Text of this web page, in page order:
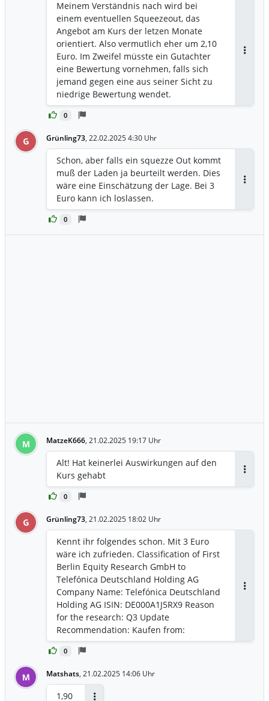
0
Meinem Verständnis nach wird bei
einem eventuellen Squeezeout, das
Angebot am Kurs der letzen Monate
orientiert. Also vermutlich eher um 2,10
Euro. Im Zweifel müsste ein Gutachter
eine Bewertung vornehmen, falls sich
jemand gegen eine aus seiner Sicht zu
niedrige Bewertung wendet.
G Grünling73, 22.02.2025 4:30 Uhr
0
Schon, aber falls ein squezze Out kommt
muß der Laden ja beurteilt werden. Dies
wäre eine Einschätzung der Lage. Bei 3
Euro kann ich loslassen.
M MatzeK666, 21.02.2025 19:17 Uhr
0
Alt! Hat keinerlei Auswirkungen auf den
Kurs gehabt
G Grünling73, 21.02.2025 18:02 Uhr
0
Kennt ihr folgendes schon. Mit 3 Euro
wäre ich zufrieden. Classification of First
Berlin Equity Research GmbH to
Telefónica Deutschland Holding AG
Company Name: Telefónica Deutschland
Holding AG ISIN: DE000A1J5RX9 Reason
for the research: Q3 Update
Recommendation: Kaufen from:
11.11.2024 Target price: EUR3 Target
price on sight of: 12 Monate Last rating
Equity Research hat ein Research
Update zu Telefonica Deutschland
M Matshats, 21.02.2025 14:06 Uhr
1,90